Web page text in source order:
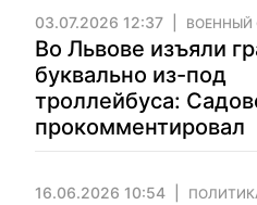
03.07.2026 12:37 ВОЕННЫЙ
Во Львове изъяли
буквально из-под
троллейбуса:
прокомментировал
16.06.2026 10:54